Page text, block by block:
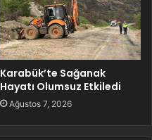
Karabük’te Sağanak
Hayatı Olumsuz Etkiledi
Ağustos 7, 2026